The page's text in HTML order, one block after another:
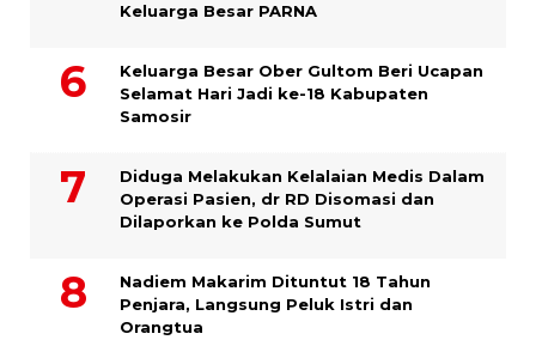
Keluarga Besar PARNA
Keluarga Besar Ober Gultom Beri Ucapan
Selamat Hari Jadi ke-18 Kabupaten
Samosir
Diduga Melakukan Kelalaian Medis Dalam
Operasi Pasien, dr RD Disomasi dan
Dilaporkan ke Polda Sumut
​Nadiem Makarim Dituntut 18 Tahun
Penjara, Langsung Peluk Istri dan
Orangtua